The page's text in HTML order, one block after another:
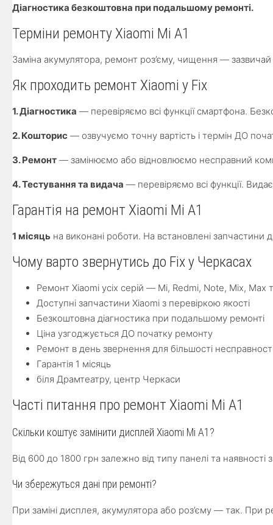
Діагностика безкоштовна при подальшому ремонті.
Терміни ремонту Xiaomi Mi A1
Заміна акумулятора, ремонт роз’єму, чищення — зазвичай
Як проходить ремонт Xiaomi у Fix
1. Діагностика — перевіряємо всі функції смартфона.
2. Кошторис — озвучуємо точну вартість і термін ДО
3. Ремонт — замінюємо або відновлюємо несправний
4. Тестування та видача — перевіряємо всі функції.
Гарантія на ремонт Xiaomi Mi A1
1 місяць на виконані роботи. На встановлені запчастини
Чому варто звернутись до Fix у Черкасах
Ремонт Xiaomi усіх серій — Mi, Redmi, Note, Mix, Max
Доступні запчастини Xiaomi з перевіркою якості
Безкоштовна діагностика при подальшому ремонті
Ціна узгоджується ДО початку ремонту
Ремонт в день звернення для більшості
Гарантія 1 місяць
біля Драмтеатру, центр Черкаси
Часті питання про ремонт Xiaomi Mi A1
Скільки коштує замінити дисплей Xiaomi Mi A1?
Від 600 до 1800 грн залежно від типу панелі та
Чи збережуться дані при ремонті?
При заміні дисплея, акумулятора або роз’єму — так. При